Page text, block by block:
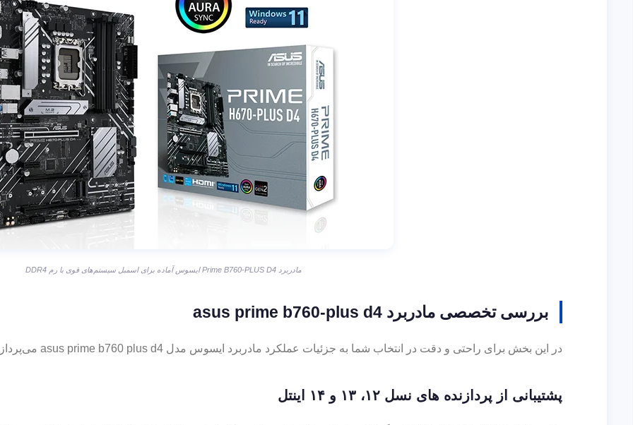
مادربرد Prime B760-PLUS D4 ایسوس آماده برای اسمبل سیستم‌های قوی با رم DDR4
بررسی تخصصی مادربرد asus prime b760-plus d4
در این بخش برای راحتی و دقت در انتخاب شما به جزئیات عملکرد مادربرد ایسوس مدل asus prime b760 plus d4 می‌پردازیم.
پشتیبانی از پردازنده های نسل ۱۲، ۱۳ و ۱۴ اینتل